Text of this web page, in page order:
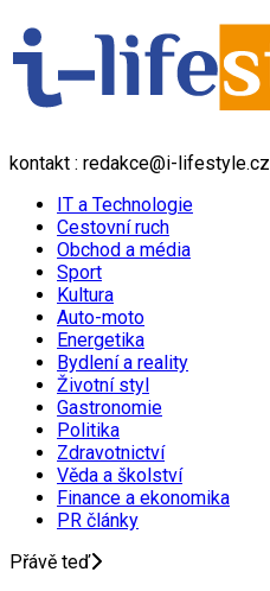
kontakt : redakce@i-lifestyle.cz
IT a Technologie
Cestovní ruch
Obchod a média
Sport
Kultura
Auto-moto
Energetika
Bydlení a reality
Životní styl
Gastronomie
Politika
Zdravotnictví
Věda a školství
Finance a ekonomika
PR články
Přávě teď